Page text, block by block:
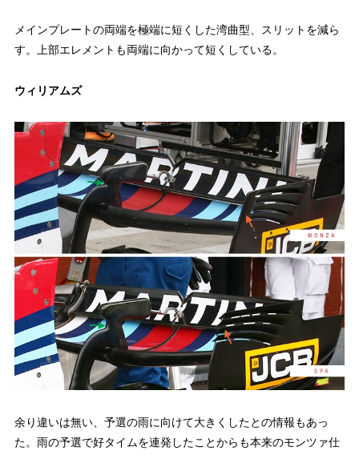
メインプレートの両端を極端に短くした湾曲型、スリットを減ら
す。上部エレメントも両端に向かって短くしている。
ウィリアムズ
余り違いは無い、予選の雨に向けて大きくしたとの情報もあっ
た。雨の予選で好タイムを連発したことからも本来のモンツァ仕